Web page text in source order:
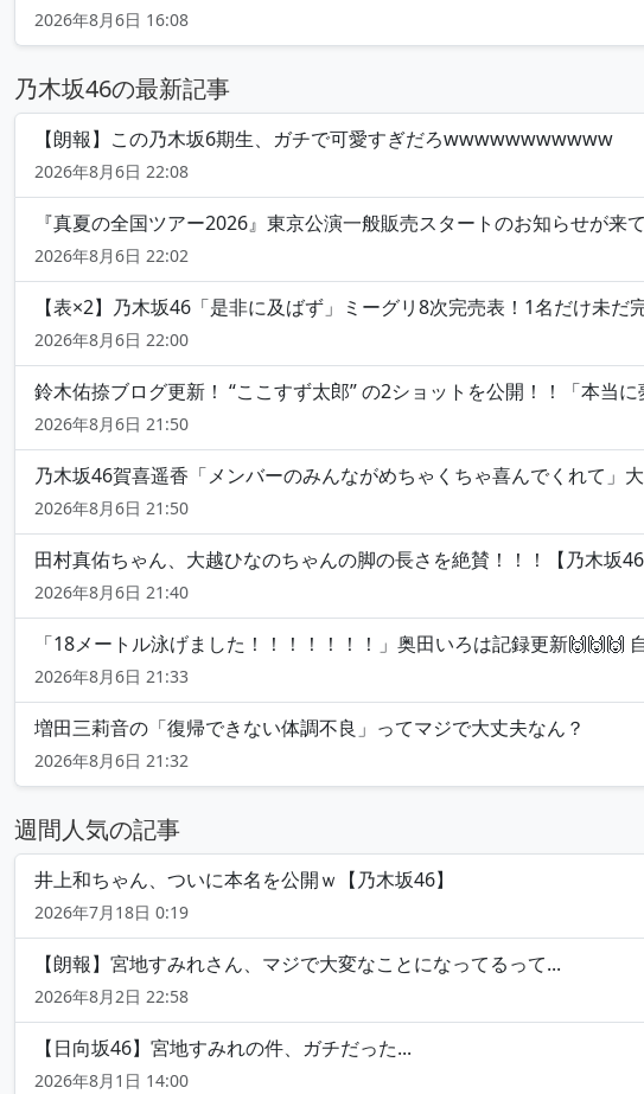
2026年8月6日 16:08
乃木坂46の最新記事
【朗報】この乃木坂6期生、ガチで可愛すぎだろwwwwwwwwwww
2026年8月6日 22:08
『真夏の全国ツアー2026』東京公演一般販売スタートのお知らせが来
2026年8月6日 22:02
【表×2】乃木坂46「是非に及ばず」ミーグリ8次完売表！1名だけ未だ
2026年8月6日 22:00
鈴木佑捺ブログ更新！ “ここすず太郎” の2ショットを公開！！「本当
2026年8月6日 21:50
乃木坂46賀喜遥香「メンバーのみんながめちゃくちゃ喜んでくれて」
2026年8月6日 21:50
田村真佑ちゃん、大越ひなのちゃんの脚の長さを絶賛！！！【乃木坂46
2026年8月6日 21:40
「18メートル泳げました！！！！！！！」奥田いろは記録更新🙌🙌🙌
2026年8月6日 21:33
増田三莉音の「復帰できない体調不良」ってマジで大丈夫なん？
2026年8月6日 21:32
週間人気の記事
井上和ちゃん、ついに本名を公開ｗ【乃木坂46】
2026年7月18日 0:19
【朗報】宮地すみれさん、マジで大変なことになってるって...
2026年8月2日 22:58
【日向坂46】宮地すみれの件、ガチだった...
2026年8月1日 14:00